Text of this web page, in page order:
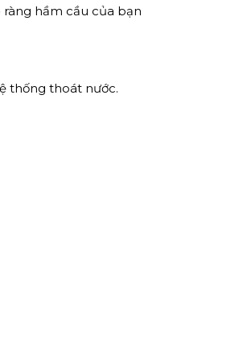
hầm cầu của bạn
thống thoát nước.